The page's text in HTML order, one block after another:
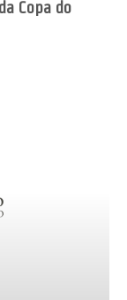
Copa do